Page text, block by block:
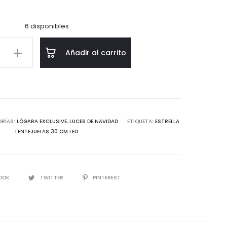
6 disponibles
Añadir al carrito
LÓGARA EXCLUSIVE, LUCES DE NAVIDAD ETIQUETA: ESTRELLA
LENTEJUELAS 30 CM LED
TWITTER PINTEREST